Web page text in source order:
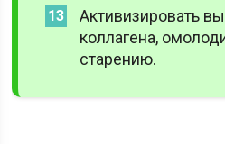
Активизировать
коллагена,
старению.